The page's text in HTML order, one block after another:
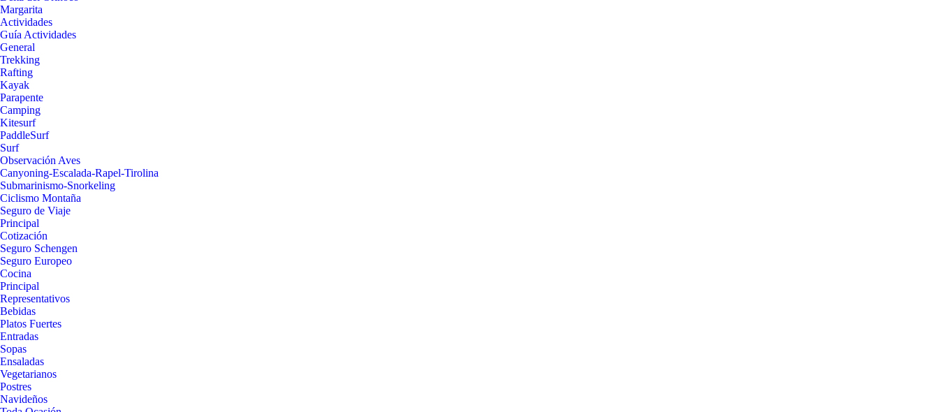
Margarita
Actividades
Guía Actividades
General
Trekking
Rafting
Kayak
Parapente
Camping
Kitesurf
PaddleSurf
Surf
Observación Aves
Canyoning-Escalada-Rapel-Tirolina
Submarinismo-Snorkeling
Ciclismo Montaña
Seguro de Viaje
Principal
Cotización
Seguro Schengen
Seguro Europeo
Cocina
Principal
Representativos
Bebidas
Platos Fuertes
Entradas
Sopas
Ensaladas
Vegetarianos
Postres
Navideños